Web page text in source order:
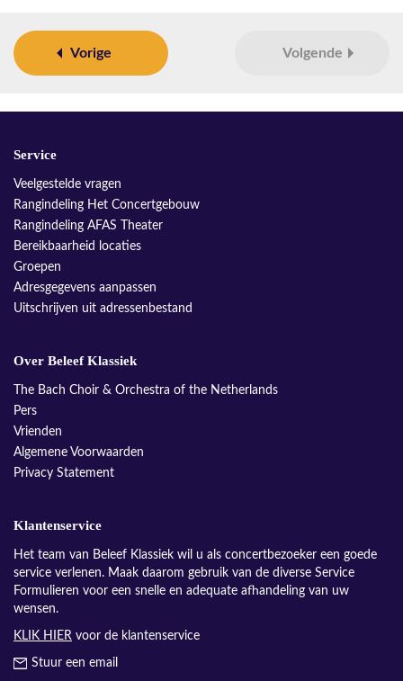
Vorige Volgende
Service
Veelgestelde vragen
Rangindeling Het Concertgebouw
Rangindeling AFAS Theater
Bereikbaarheid locaties
Groepen
Adresgegevens aanpassen
Uitschrijven uit adressenbestand
Over Beleef Klassiek
The Bach Choir & Orchestra of the Netherlands
Pers
Vrienden
Algemene Voorwaarden
Privacy Statement
Klantenservice
Het team van Beleef Klassiek wil u als concertbezoeker een goede
service verlenen. Maak daarom gebruik van de diverse Service
Formulieren voor een snelle en adequate afhandeling van uw
wensen.
KLIK HIER voor de klantenservice
Stuur een email